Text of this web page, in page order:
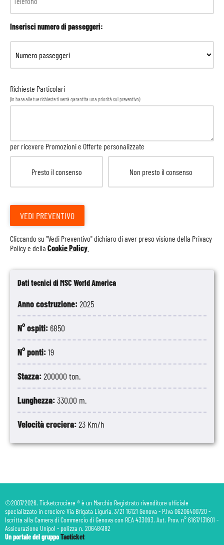
Dati tecnici di MSC World America
Anno costruzione:2025
N° ospiti: 6850
N° ponti:19
Stazza:200000 ton.
Lunghezza:330.00 m.
Velocità crociera:23 Km/h
Inserisci numero di passeggeri:
Richieste Particolari
(in base alle tue richieste ti verrà garantita una priorità sul preventivo)
per ricevere Promozioni e Offerte personalizzate
Presto il consenso Non presto il consenso
VEDI PREVENTIVO
Cliccando su "Vedi Preventivo" dichiaro di aver preso visione della Privacy
Policye della Cookie Policy
©2007/2026. Ticketcrociere ® è un Marchio Registrato rivenditore ufficiale
specializzato in crociere Via Brigata Liguria, 3/21 16121 Genova - P.Iva 06206400720 -
Iscritta alla Camera di Commercio di Genova con REA 433093. Aut. Prov. n° 6167/131601 -
Assicurazione Unipol - polizza n. 206484182
Un portale del gruppoTaoticket